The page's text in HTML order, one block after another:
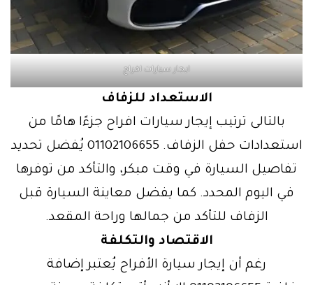
ايجار سيارات افراح
الاستعداد للزفاف
بالتالى ترتيب إيجار سيارات افراح جزءًا هامًا من
استعدادات حفل الزفاف. 01102106655 يُفضل تحديد
تفاصيل السيارة في وقت مبكر، والتأكد من توفرها
في اليوم المحدد. كما يفضل معاينة السيارة قبل
الزفاف للتأكد من جمالها وراحة المقعد.
الاقتصاد والتكلفة
رغم أن إيجار سيارة الأفراح يُعتبر إضافة